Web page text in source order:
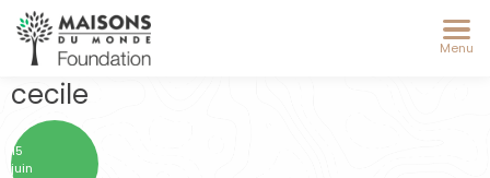
Menu
cecile
15
juin